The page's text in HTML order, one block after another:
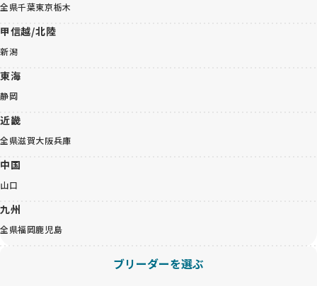
全県千葉東京栃木
甲信越/北陸
新潟
東海
静岡
近畿
全県滋賀大阪兵庫
中国
山口
九州
全県福岡鹿児島
ブリーダーを選ぶ